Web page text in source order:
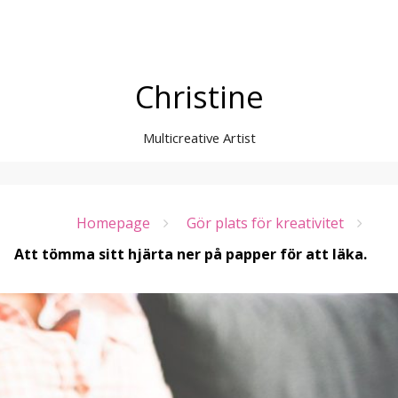
Christine
Multicreative Artist
Homepage
Gör plats för kreativitet
Att tömma sitt hjärta ner på papper för att läka.